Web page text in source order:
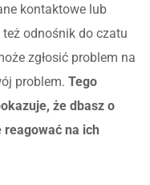
kontaktowe lub
odnośnik do czatu
zgłosić problem na
problem. Tego
że dbasz o
na ich